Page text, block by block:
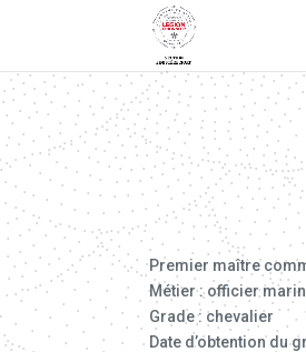
Premier maître
Métier : officier
Grade : chevalier
Date d’obtention du